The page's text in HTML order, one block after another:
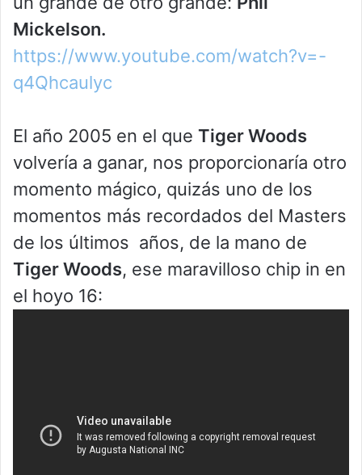
Mickelson.
https://www.youtube.com/watch?v=-
q4Qhcaulyc
El año 2005 en el que Tiger Woods
volvería a ganar, nos proporcionaría otro
momento mágico, quizás uno de los
momentos más recordados del Masters
de los últimos años, de la mano de
Tiger Woods, ese maravilloso chip in en
el hoyo 16: